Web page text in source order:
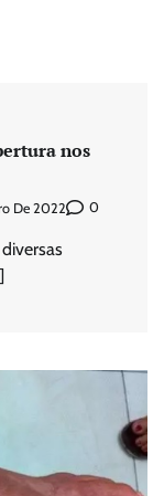
nos
De 2022 0